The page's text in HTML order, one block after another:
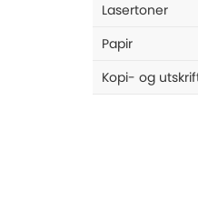
Lasertoner
Papir
Kopi- og